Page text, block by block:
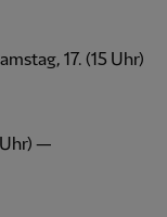
17. (15 Uhr)
—